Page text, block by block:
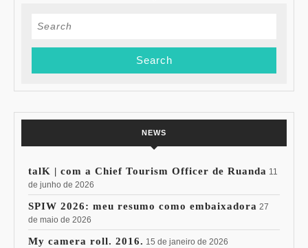
Search
NEWS
talK | com a Chief Tourism Officer de Ruanda 11
de junho de 2026
SPIW 2026: meu resumo como embaixadora 27
de maio de 2026
My camera roll. 2016. 15 de janeiro de 2026